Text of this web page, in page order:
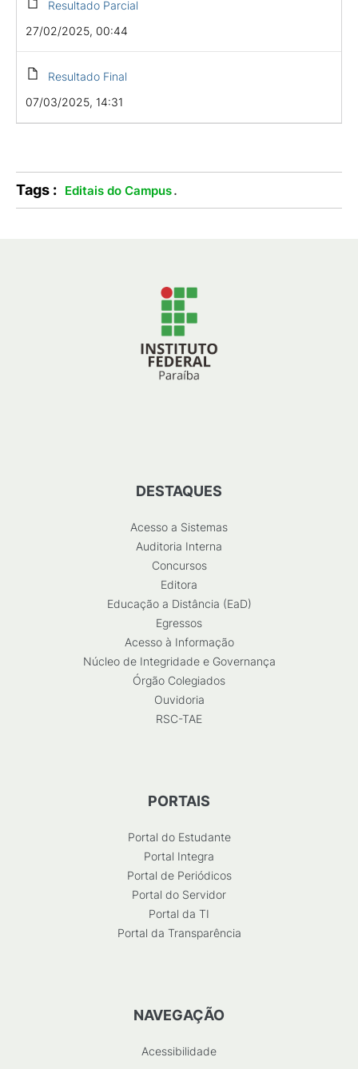
Resultado Parcial
27/02/2025, 00:44
Resultado Final
07/03/2025, 14:31
Tags : Editais do Campus.
DESTAQUES
Acesso a Sistemas
Auditoria Interna
Concursos
Editora
Educação a Distância (EaD)
Egressos
Acesso à Informação
Núcleo de Integridade e Governança
Órgão Colegiados
Ouvidoria
RSC-TAE
PORTAIS
Portal do Estudante
Portal Integra
Portal de Periódicos
Portal do Servidor
Portal da TI
Portal da Transparência
NAVEGAÇÃO
Acessibilidade